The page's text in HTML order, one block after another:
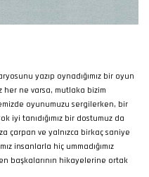
yazıp oynadığımız bir oyun
her ne varsa, mutlaka bizim
oyunumuzu sergilerken, bir
iyi tanıdığımız bir dostumuz da
çarpan ve yalnızca birkaç saniye
insanlarla hiç ummadığımız
başkalarının hikayelerine ortak